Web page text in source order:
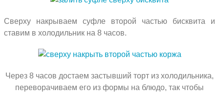
Сверху накрываем суфле второй частью бисквита и
ставим в холодильник на 8 часов.
Через 8 часов достаем застывший торт из холодильника,
переворачиваем его из формы на блюдо, так чтобы